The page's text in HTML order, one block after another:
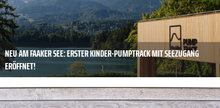
NEU AM FAAKER SEE: ERSTER KINDER-PUMPTRACK MIT SEEZUGANG
ERÖFFNET!